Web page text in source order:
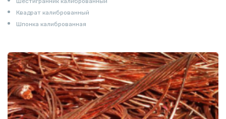
Квадрат калиброванный
Шпонка калиброванная